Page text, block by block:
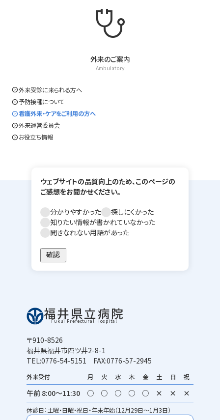
stethoscope
外来のご案内
Ambulatory
expand_circle_right外来受診に来られる方へ
expand_circle_right予防接種について
expand_circle_right看護外来・ケアをご利用の方へ
expand_circle_right外来運営委員会
expand_circle_rightお役立ち情報
ウェブサイトの品質向上のため、このページの
ご感想をお聞かせください。
分かりやすかった
探しにくかった
知りたい情報が書かれていなかった
聞きなれない用語があった
福井県立病院
Fukui Prefectural Hospital
〒910-8526
福井県福井市四ツ井2-8-1
TEL:0776-54-5151 FAX:0776-57-2945
外来受付 月 火 水 木 金 土 日 祝
午前 8:00～11:30 ○ ○ ○ ○ ○ × × ×
休診日：土曜・日曜・祝日・年末年始（12月29日～1月3日）